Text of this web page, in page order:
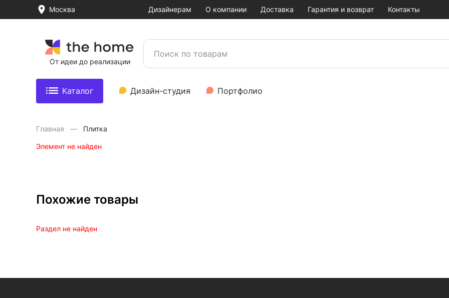
Москва Дизайнерам О компании Доставка Гарантия и возврат Контакты
От идеи до реализации
Каталог Дизайн-студия Портфолио
Главная Плитка
Элемент не найден
Похожие товары
Раздел не найден